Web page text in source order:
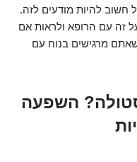
להיות מודעים לזה.
זה עם הרופא ולראות אם
מרגישים בנוח עם
השפעה